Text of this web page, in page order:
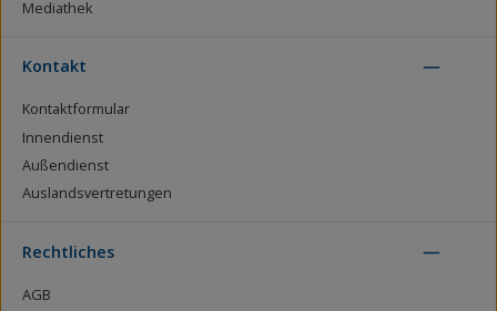
Mediathek
Kontakt
Kontaktformular
Innendienst
Außendienst
Auslandsvertretungen
Rechtliches
AGB